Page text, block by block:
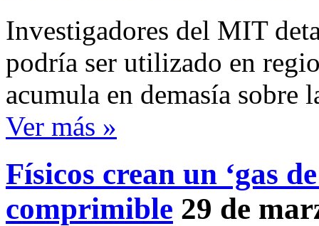
Investigadores del MIT
podría ser utilizado en
acumula en demasía sobre
Ver más »
Físicos crean un ‘gas
comprimible 29 de